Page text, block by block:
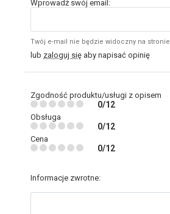
Wprowadź swój email:
Twój e-mail nie będzie widoczny na stronie
lub zaloguj się aby napisać opinię
Zgodność produktu/usługi z opisem
0/12
Obsługa
0/12
Cena
0/12
Informacje zwrotne: